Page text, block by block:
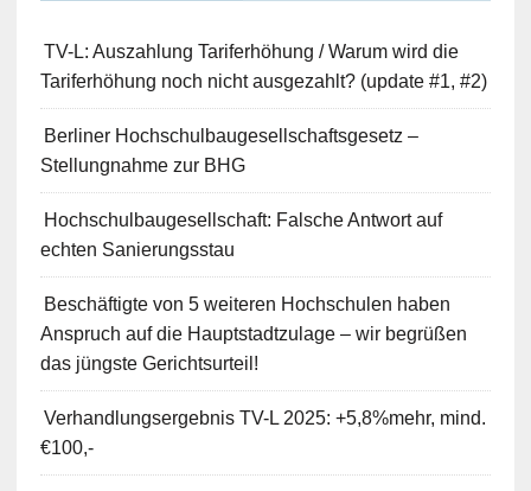
TV-L: Auszahlung Tariferhöhung / Warum wird die
Tariferhöhung noch nicht ausgezahlt? (update #1, #2)
Berliner Hochschulbaugesellschaftsgesetz –
Stellungnahme zur BHG
Hochschulbaugesellschaft: Falsche Antwort auf
echten Sanierungsstau
Beschäftigte von 5 weiteren Hochschulen haben
Anspruch auf die Hauptstadtzulage – wir begrüßen
das jüngste Gerichtsurteil!
Verhandlungsergebnis TV-L 2025: +5,8%mehr, mind.
€100,-